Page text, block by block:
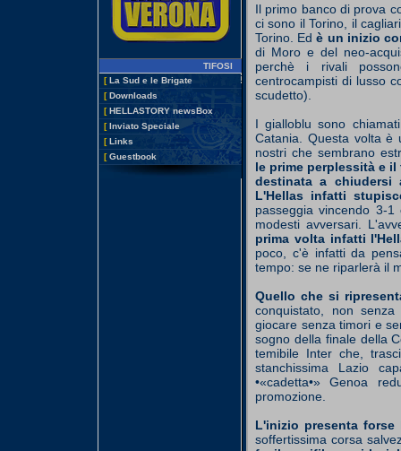
TIFOSI
[ La Sud e le Brigate
[ Downloads
[ HELLASTORY newsBox
[ Inviato Speciale
[ Links
[ Guestbook
Il primo banco di prova
ci sono il Torino, il
Torino. Edè un inizio
di Moro e del neo-
perchè i rivali
centrocampisti di lusso
scudetto).
I gialloblu sono
Catania. Questa volta è
nostri che sembrano
le prime perplessità e
destinata a chiudersi
L'Hellas infatti
passeggia vincendo 3-1
modesti avversari.
prima volta infatti
poco, c'è infatti da
tempo: se ne riparlerà il
Quello che si
conquistato, non
giocare senza timori e
sogno della finale della
temibile Inter che,
stanchissima Lazio
•«cadetta•» Genoa
promozione.
L'inizio presenta
soffertissima corsa